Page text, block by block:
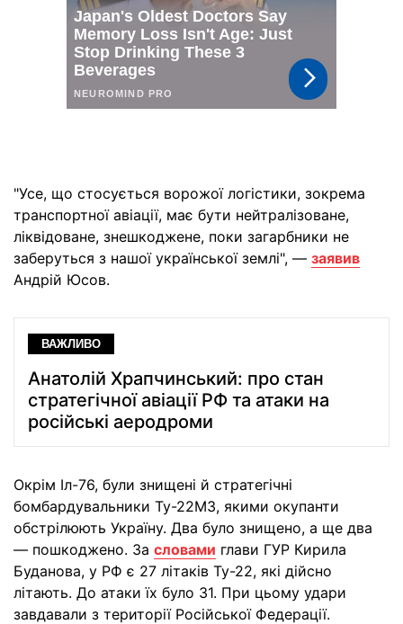
"Усе, що стосується ворожої логістики, зокрема
транспортної авіації, має бути нейтралізоване,
ліквідоване, знешкоджене, поки загарбники не
заберуться з нашої української землі", — заявив
Андрій Юсов.
ВАЖЛИВО
Анатолій Храпчинський: про стан
стратегічної авіації РФ та атаки на
російські аеродроми
Окрім Іл-76, були знищені й стратегічні
бомбардувальники Ту-22М3, якими окупанти
обстрілюють Україну. Два було знищено, а ще два
— пошкоджено. За словами глави ГУР Кирила
Буданова, у РФ є 27 літаків Ту-22, які дійсно
літають. До атаки їх було 31. При цьому удари
завдавали з території Російської Федерації.